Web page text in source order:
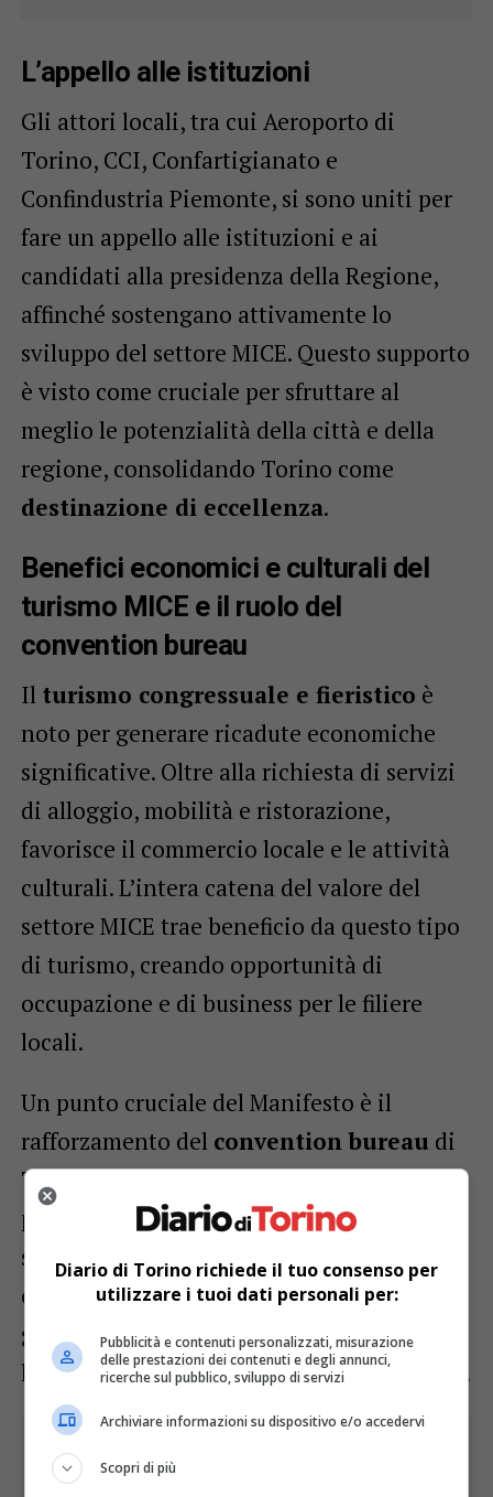
L’appello alle istituzioni
Gli attori locali, tra cui Aeroporto di
Torino, CCI, Confartigianato e
Confindustria Piemonte, si sono uniti per
fare un appello alle istituzioni e ai
candidati alla presidenza della Regione,
affinché sostengano attivamente lo
sviluppo del settore MICE. Questo supporto
è visto come cruciale per sfruttare al
meglio le potenzialità della città e della
regione, consolidando Torino come
destinazione di eccellenza.
Benefici economici e culturali del
turismo MICE e il ruolo del
convention bureau
Il turismo congressuale e fieristico è
noto per generare ricadute economiche
significative. Oltre alla richiesta di servizi
di alloggio, mobilità e ristorazione,
favorisce il commercio locale e le attività
culturali. L’intera catena del valore del
settore MICE trae beneficio da questo tipo
di turismo, creando opportunità di
occupazione e di business per le filiere
locali.
Un punto cruciale del Manifesto è il
rafforzamento del convention bureau di
Torino, che funge da punto di riferimento
per l’organizzazione di eventi. Fornire
supporto, risorse e coordinamento agli
organizzatori è fondamentale per attrarre
grandi eventi internazionali e consolidare
la reputazione di Torino nel mercato MICE.
Diario di Torino richiede il tuo consenso per
utilizzare i tuoi dati personali per:
Pubblicità e contenuti personalizzati, misurazione
delle prestazioni dei contenuti e degli annunci,
ricerche sul pubblico, sviluppo di servizi
Archiviare informazioni su dispositivo e/o accedervi
Scopri di più